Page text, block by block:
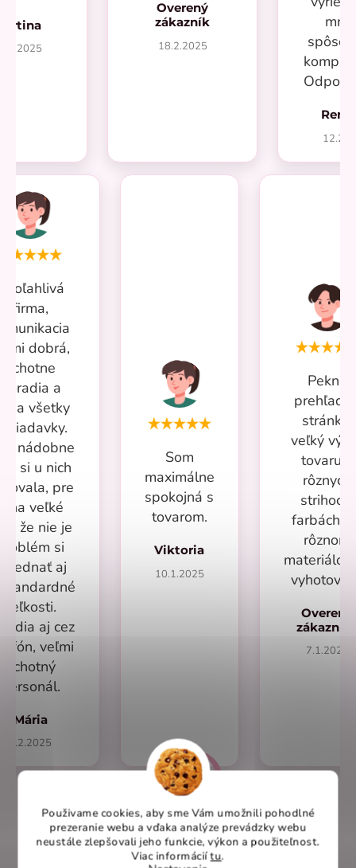
Použivame cookies, aby sme Vám umožnili pohodlné
prezeranie webu a vďaka analýze prevádzky webu
neustále zlepšovali jeho funkcie, výkon a použiteľnost.
Viac informáciítu.
Overený
zákazník
18.2.2025
firma,
dobrá,
ochotne
poradia a
všetky
nádobne
si u nich
pre
veľké
že nie je
si
aj
veľkosti.
aj cez
veľmi
ochotný
personál.
Mária
1.2.2025
Som
maximálne
spokojná s
tovarom.
Viktoria
10.1.2025
Pekná
stránka,
veľký
tovaru v
rôznych
strihoch,
farbách a
rôznom
Overený
7.1.2025
Overené recenzie na heureka.sk